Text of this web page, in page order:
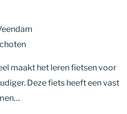
maakt het leren fietsen voor
Deze fiets heeft een vast